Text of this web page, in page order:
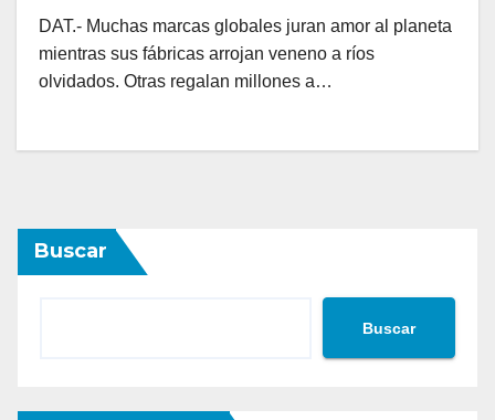
DAT.- Muchas marcas globales juran amor al planeta
mientras sus fábricas arrojan veneno a ríos
olvidados. Otras regalan millones a…
Buscar
Buscar